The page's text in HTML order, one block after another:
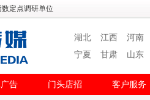
定点调研单位
湖北 江西 河南
宁夏
甘肃 山东
告 门头店招 客户服务